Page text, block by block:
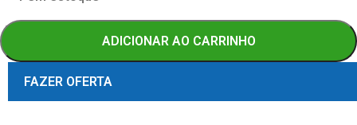
ADICIONAR AO CARRINHO
FAZER OFERTA